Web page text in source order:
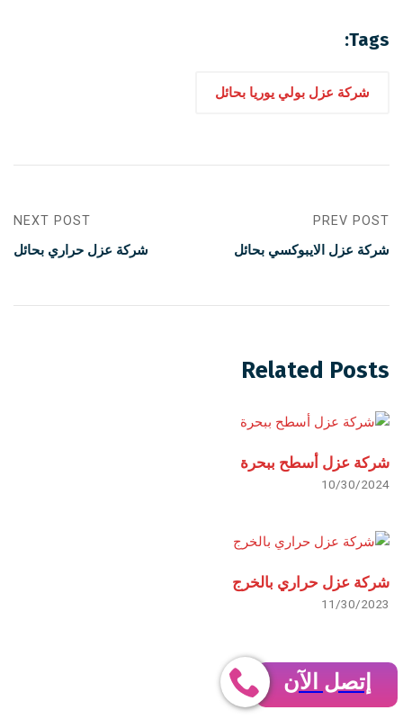
Tags:
شركة عزل بولي يوريا بحائل
PREV POST
شركة عزل الايبوكسي بحائل
NEXT POST
شركة عزل حراري بحائل
Related Posts
شركة عزل أسطح ببحرة
10/30/2024
شركة عزل حراري بالخرج
11/30/2023
إتصل الآن